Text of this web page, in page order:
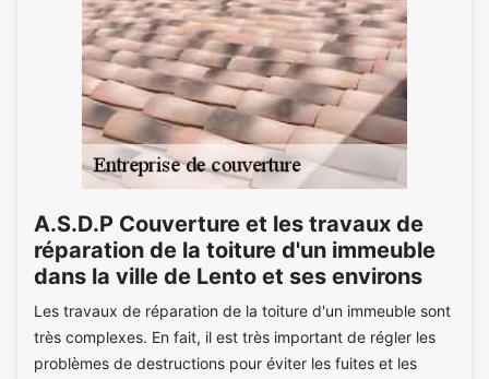
A.S.D.P Couverture et les travaux de
réparation de la toiture d'un immeuble
dans la ville de Lento et ses environs
Les travaux de réparation de la toiture d'un immeuble sont
très complexes. En fait, il est très important de régler les
problèmes de destructions pour éviter les fuites et les